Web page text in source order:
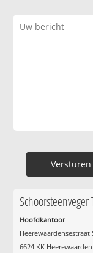
Versturen
Hoofdkantoor
Heerewaardensestraat
6624 KK Heerewaarden